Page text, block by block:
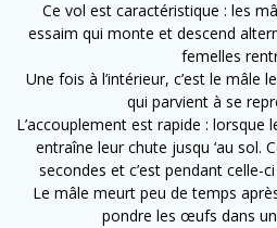
Ce vol est caractéristique : les
essaim qui monte et descend
femelles
Une fois à l’intérieur, c’est le mâle
qui parvient à se
L’accouplement est rapide : lorsque
entraîne leur chute jusqu ‘au sol.
secondes et c’est pendant celle-ci
Le mâle meurt peu de temps
pondre les œufs dans